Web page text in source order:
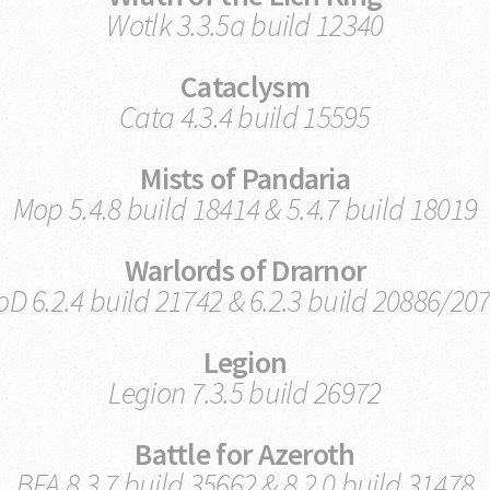
Wotlk 3.3.5a build 12340
Cataclysm
Cata 4.3.4 build 15595
Mists of Pandaria
Mop 5.4.8 build 18414 & 5.4.7 build 18019
Warlords of Drarnor
6.2.4 build 21742 & 6.2.3 build 20886/
Legion
Legion 7.3.5 build 26972
Battle for Azeroth